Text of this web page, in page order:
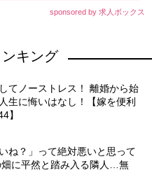
sponsored by 求人ボックス
キング
てノーストレス！ 離婚から始
生に悔いはなし！【嫁を便利
】
ね？」って絶対悪いと思って
に平然と踏み入る隣人…無